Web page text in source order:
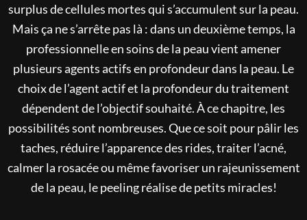
surplus de cellules mortes qui s’accumulent sur la peau.
Mais ça ne s’arrête pas là : dans un deuxième temps, la
professionnelle en soins de la peau vient amener
plusieurs agents actifs en profondeur dans la peau. Le
choix de l’agent actif et la profondeur du traitement
dépendent de l’objectif souhaité. À ce chapitre, les
possibilités sont nombreuses. Que ce soit pour pâlir les
taches, réduire l’apparence des rides, traiter l’acné,
calmer la rosacée ou même favoriser un rajeunissement
de la peau, le peeling réalise de petits miracles!